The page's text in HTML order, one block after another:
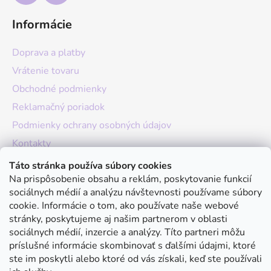
Táto stránka používa súbory cookies
Na prispôsobenie obsahu a reklám, poskytovanie funkcií
sociálnych médií a analýzu návštevnosti používame súbory
cookie. Informácie o tom, ako používate naše webové
stránky, poskytujeme aj našim partnerom v oblasti
sociálnych médií, inzercie a analýzy. Títo partneri môžu
príslušné informácie skombinovať s ďalšími údajmi, ktoré
ste im poskytli alebo ktoré od vás získali, keď ste používali
Informácie
Doprava a platby
Vrátenie tovaru
Obchodné podmienky
Reklamačný poriadok
Podmienky ochrany osobných údajov
Kontakty
O nás
Hodnotenie obchodu
Moja objednávka
Instagram